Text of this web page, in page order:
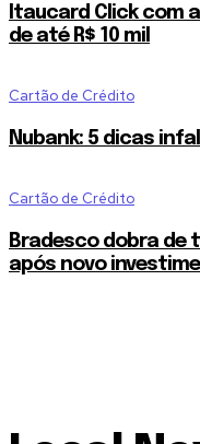
Itaucard Click com
de até R$ 10 mil
Cartão de Crédito
Nubank: 5 dicas
Cartão de Crédito
Bradesco dobra de
após novo